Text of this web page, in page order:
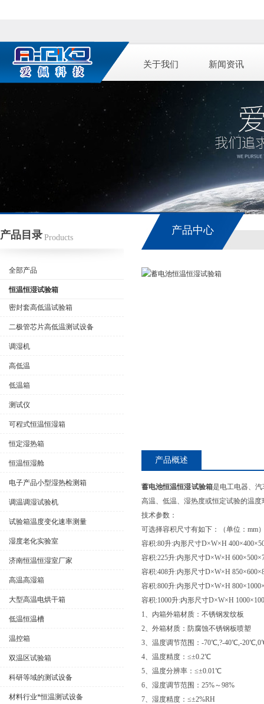
关于我们 新闻资讯
产品目录 Products
全部产品
恒温恒湿试验箱
密封套高低温试验箱
二极管芯片高低温测试设备
调湿机
高低温
低温箱
测试仪
可程式恒温恒湿箱
恒定湿热箱
恒温恒湿舱
电子产品小型湿热检测箱
调温调湿试验机
试验箱温度变化速率测量
湿度老化实验室
济南恒温恒湿室厂家
高温高湿箱
大型高温电烘干箱
低温恒温槽
温控箱
双温区试验箱
科研等域的测试设备
材料行业*恒温测试设备
产品中心
产品概述
蓄电池恒温恒湿试验箱是电工电器、
高温、低温、湿热度或恒定试验的温
技术参数：
可选择容积尺寸有如下：（单位：mm
容积:80升:内形尺寸D×W×H
容积:225升:内形尺寸D×W×H
容积:408升:内形尺寸D×W×H
容积:800升:内形尺寸D×W×H
容积:1000升:内形尺寸D×W×H
1、内箱外箱材质：不锈钢发纹板
2、外箱材质：防腐蚀不锈钢板喷塑
3、温度调节范围：-70℃,?-40℃,-
4、温度精度：≤±0.2℃
5、温度分辨率：≤±0.01℃
6、湿度调节范围：25%～98%
7、湿度精度：≤±2%RH